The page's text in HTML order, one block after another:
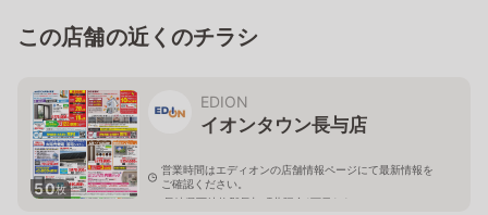
この店舗の近くのチラシ
50枚
EDION
イオンタウン長与店
営業時間はエディオンの店舗情報ページにて最新情報を
ご確認ください。
長崎県西彼杵郡長与町北陽台1丁目1-1